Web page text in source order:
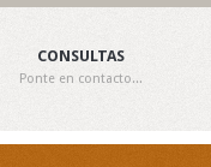
CONSULTAS
Ponte en contacto...